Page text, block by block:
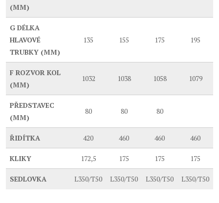
(MM)
G DÉLKA
HLAVOVÉ
TRUBKY (MM)
135 155 175 195
F ROZVOR KOL
(MM)
1032 1038 1058 1079
PŘEDSTAVEC
(MM)
80 80 80
ŘIDÍTKA 420 460 460 460
KLIKY 172,5 175 175 175
SEDLOVKA L350/T50 L350/T50 L350/T50 L350/T50